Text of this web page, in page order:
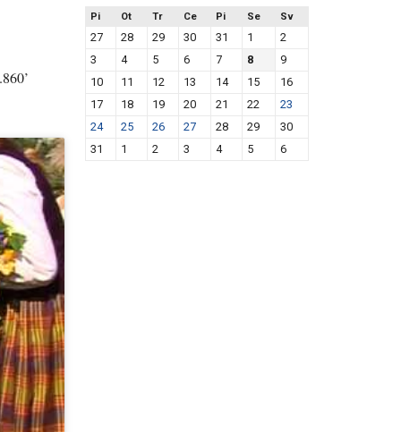
Pi Ot Tr Ce Pi Se Sv
27 28 29 30 31 1
2
3
4 5 6 7 8
9
10
11 12 13 14 15
16
17
18 19 20 21 22
23
24
25 26 27 28 29
30
31
1 2 3 4 5 6